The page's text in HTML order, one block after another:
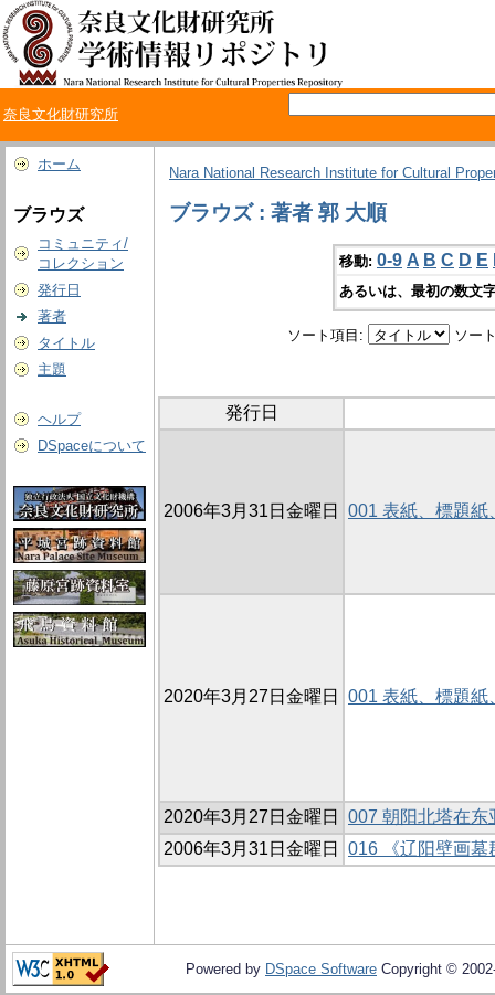
奈良文化財研究所
ホーム
ブラウズ
コミュニティ/
コレクション
発行日
著者
タイトル
主題
ヘルプ
DSpaceについて
Nara National Research Institute for Cultural
ブラウズ : 著者 郭 大順
移動: 0-9 A B C D E
あるいは、最初の数文
ソート項目: ソー
発行日
2006年3月31日金曜日 001 表紙、標題紙
2020年3月27日金曜日 001 表紙、標題紙
2020年3月27日金曜日
007 朝阳北塔在东
2006年3月31日金曜日
016 《辽阳壁画墓
Powered by DSpace Software Copyright ©